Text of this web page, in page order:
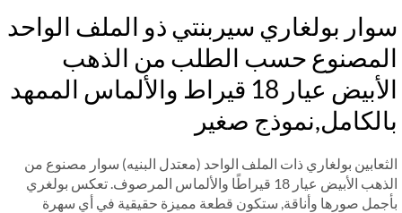
بولغاري سيربنتي ذو الملف الواحد
حسب الطلب من الذهب
الأبيض عيار 18 قيراط والألماس الممهد
صغير
بولغاري ذات الملف الواحد (معتدل البنيه) سوار مصنوع من
الذهب الأبيض عيار 18 قيراطًا والألماس المرصوف. تعكس بولغري
صورها وأناقة, ستكون قطعة مميزة حقيقية في أي سهرة